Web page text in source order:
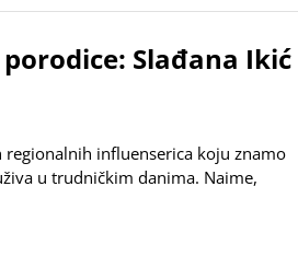
Slađana Ikić
influenserica koju znamo
u trudničkim danima. Naime,